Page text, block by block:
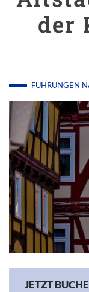
der
FÜHRUNGEN
JETZT